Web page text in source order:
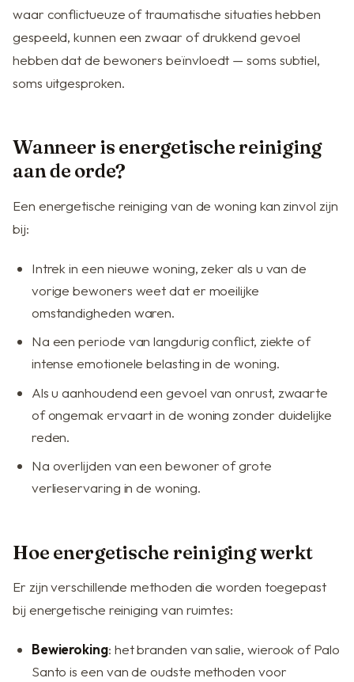
waar conflictueuze of traumatische situaties hebben
gespeeld, kunnen een zwaar of drukkend gevoel
hebben dat de bewoners beïnvloedt — soms subtiel,
soms uitgesproken.
Wanneer is energetische reiniging
aan de orde?
Een energetische reiniging van de woning kan zinvol zijn
bij:
Intrek in een nieuwe woning, zeker als u van de
vorige bewoners weet dat er moeilijke
omstandigheden waren.
Na een periode van langdurig conflict, ziekte of
intense emotionele belasting in de woning.
Als u aanhoudend een gevoel van onrust, zwaarte
of ongemak ervaart in de woning zonder duidelijke
reden.
Na overlijden van een bewoner of grote
verlieservaring in de woning.
Hoe energetische reiniging werkt
Er zijn verschillende methoden die worden toegepast
bij energetische reiniging van ruimtes:
Bewieroking: het branden van salie, wierook of Palo
Santo is een van de oudste methoden voor